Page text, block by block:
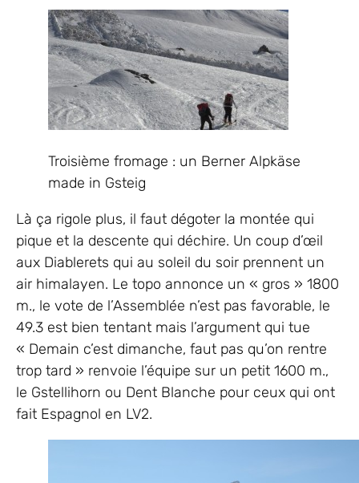
Troisième fromage : un Berner Alpkäse
made in Gsteig
Là ça rigole plus, il faut dégoter la montée qui
pique et la descente qui déchire. Un coup d’œil
aux Diablerets qui au soleil du soir prennent un
air himalayen. Le topo annonce un « gros » 1800
m., le vote de l’Assemblée n’est pas favorable, le
49.3 est bien tentant mais l’argument qui tue
« Demain c’est dimanche, faut pas qu’on rentre
trop tard » renvoie l’équipe sur un petit 1600 m.,
le Gstellihorn ou Dent Blanche pour ceux qui ont
fait Espagnol en LV2.